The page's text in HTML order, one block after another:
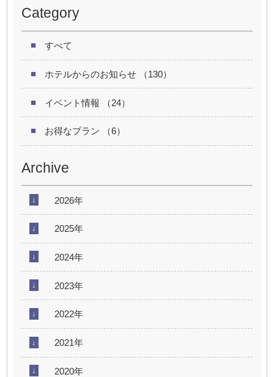
Category
すべて
ホテルからのお知らせ （130）
イベント情報 （24）
お得なプラン （6）
Archive
2026年
2025年
2024年
2023年
2022年
2021年
2020年